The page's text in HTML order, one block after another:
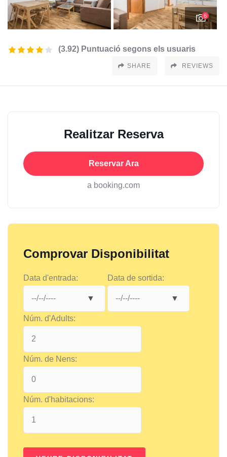
6
(3.92) Puntuació segons els usuaris
SHARE REVIEWS
Realitzar Reserva
Reservar Ara
a booking.com
Comprovar Disponibilitat
Data d'entrada: Data de sortida:
Núm. d'Adults:
Núm. de Nens:
Núm. d'habitacions: